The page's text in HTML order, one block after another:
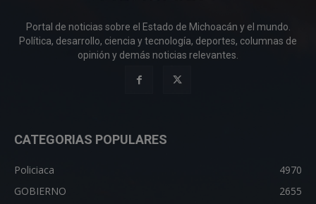
Portal de noticias sobre el Estado de Michoacán y el mundo.
Política, desarrollo, ciencia y tecnología, deportes, columnas de
opinión y demás noticias relevantes.
CATEGORIAS POPULARES
Policiaca
4970
GOBIERNO
2655